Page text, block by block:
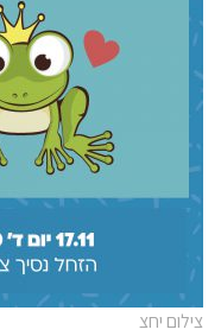
צילום יחצ